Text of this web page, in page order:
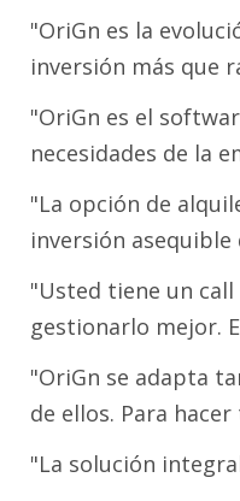
"OriGn es la
inversión más que
"OriGn es el
necesidades de la
"La opción de
inversión
"Usted tiene un
gestionarlo mejor.
"OriGn se adapta
de ellos. Para
"La solución